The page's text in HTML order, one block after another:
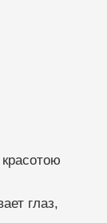
глаз,